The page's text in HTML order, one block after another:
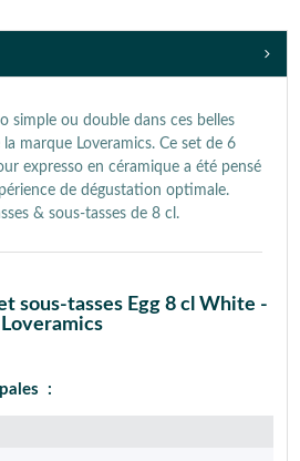
simple ou double dans ces belles
marque Loveramics. Ce set de 6
expresso en céramique a été pensé
de dégustation optimale.
& sous-tasses de 8 cl.
sous-tasses Egg 8 cl White -
Loveramics
: